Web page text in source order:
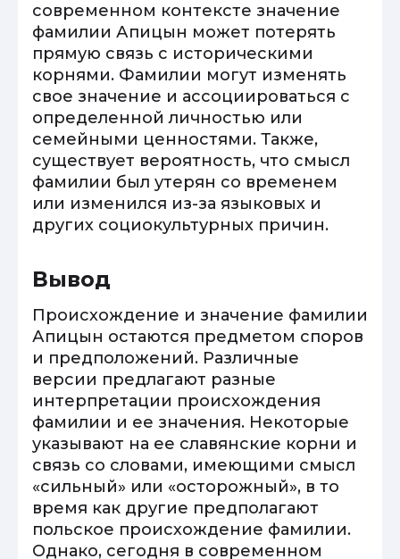
современном контексте значение
фамилии Апицын может потерять
прямую связь с историческими
корнями. Фамилии могут изменять
свое значение и ассоциироваться с
определенной личностью или
семейными ценностями. Также,
существует вероятность, что смысл
фамилии был утерян со временем
или изменился из-за языковых и
других социокультурных причин.
Вывод
Происхождение и значение фамилии
Апицын остаются предметом споров
и предположений. Различные
версии предлагают разные
интерпретации происхождения
фамилии и ее значения. Некоторые
указывают на ее славянские корни и
связь со словами, имеющими смысл
«сильный» или «осторожный», в то
время как другие предполагают
польское происхождение фамилии.
Однако, сегодня в современном